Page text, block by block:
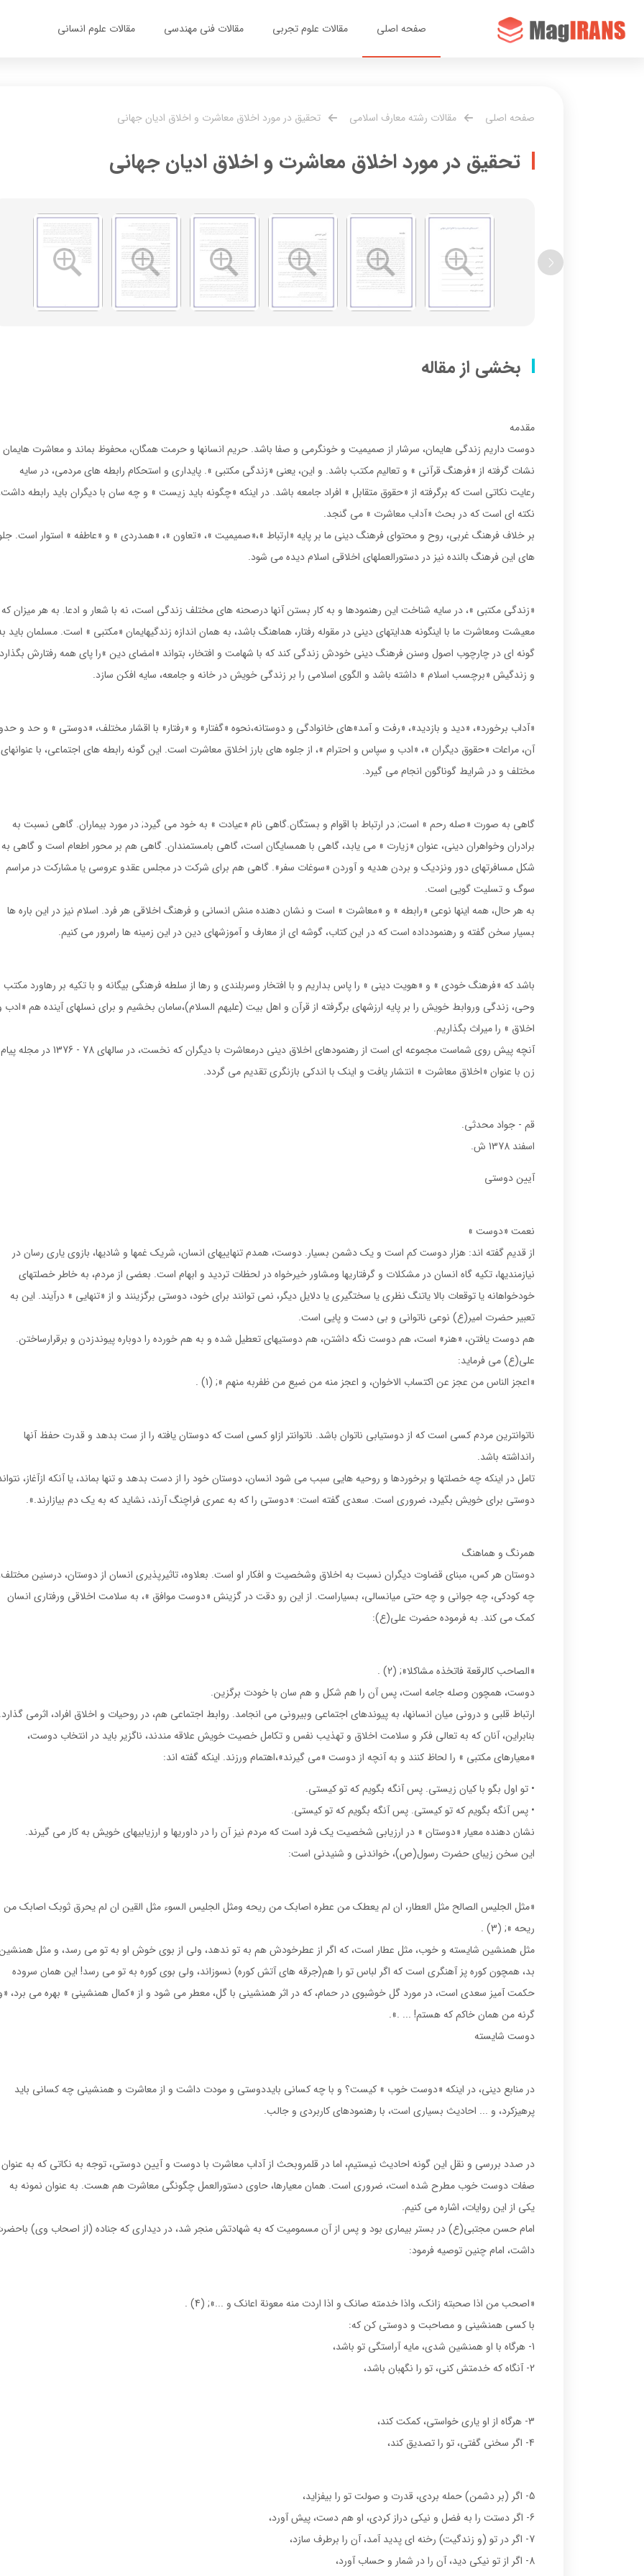
صفحه اصلی مقالات علوم تجربی مقالات فنی مهندسی مقالات علوم انسانی
صفحه اصلی مقالات رشته معارف اسلامی تحقیق در مورد اخلاق معاشرت و اخلاق ادیان جهانی
تحقیق در مورد اخلاق معاشرت و اخلاق ادیان جهانی
بخشی از مقاله
مقدمه
دوست داريم زندگى هايمان، سرشار از صميميت و خونگرمى و صفا باشد. حريم انسانها و حرمت همگان، محفوظ بماند و معاشرت هايمان
نشات گرفته از «فرهنگ قرآنى » و تعاليم مكتب باشد. و اين، يعنى «زندگى مكتبى ». پايدارى و استحكام رابطه هاى مردمى، در سايه
رعايت نكاتى است كه برگرفته از «حقوق متقابل » افراد جامعه باشد. در اينكه «چگونه بايد زيست » و چه سان با ديگران بايد رابطه
نكته اى است كه در بحث «آداب معاشرت » مى گنجد.
بر خلاف فرهنگ غربى، روح و محتواى فرهنگ دينى ما بر پايه «ارتباط »،«صميميت »، «تعاون »، «همدردى » و «عاطفه » استوار است.
هاى اين فرهنگ بالنده نيز در دستورالعملهاى اخلاقى اسلام ديده مى شود.
«زندگى مكتبى »، در سايه شناخت اين رهنمودها و به كار بستن آنها درصحنه هاى مختلف زندگى است، نه با شعار و ادعا. به هر ميزان كه
معيشت ومعاشرت ما با اينگونه هدايتهاى دينى در مقوله رفتار، هماهنگ باشد، به همان اندازه زندگيهايمان «مكتبى » است. مسلمان بايد
گونه اى در چارچوب اصول وسنن فرهنگ دينى خودش زندگى كند كه با شهامت و افتخار، بتواند «امضاى دين »را پاى همه رفتارش
و زندگيش «برچسب اسلام » داشته باشد و الگوى اسلامى را بر زندگى خويش در خانه و جامعه، سايه افكن سازد.
«آداب برخورد»، «ديد و بازديد»، «رفت و آمد»هاى خانوادگى و دوستانه،نحوه «گفتار» و «رفتار» با اقشار مختلف، «دوستى » و حد و
آن، مراعات «حقوق ديگران »، «ادب و سپاس و احترام »، از جلوه هاى بارز اخلاق معاشرت است. اين گونه رابطه هاى اجتماعى، با عنوانهاى
مختلف و در شرايط گوناگون انجام مى گيرد.
گاهى به صورت «صله رحم » است; در ارتباط با اقوام و بستگان.گاهى نام «عيادت » به خود مى گيرد; در مورد بيماران. گاهى نسبت به
برادران وخواهران دينى، عنوان «زيارت » مى يابد، گاهى با همسايگان است، گاهى بامستمندان. گاهى هم بر محور اطعام است و گاهى به
شكل مسافرتهاى دور ونزديك و بردن هديه و آوردن «سوغات سفر». گاهى هم براى شركت در مجلس عقدو عروسى يا مشاركت در مراسم
سوگ و تسليت گويى است.
به هر حال، همه اينها نوعى «رابطه » و «معاشرت » است و نشان دهنده منش انسانى و فرهنگ اخلاقى هر فرد. اسلام نيز در اين باره ها
بسيار سخن گفته و رهنمودداده است كه در اين كتاب، گوشه اى از معارف و آموزشهاى دين در اين زمينه ها رامرور مى كنيم.
باشد كه «فرهنگ خودى » و «هويت دينى » را پاس بداريم و با افتخار وسربلندى و رها از سلطه فرهنگى بيگانه و با تكيه بر رهاورد
وحى، زندگى وروابط خويش را بر پايه ارزشهاى برگرفته از قرآن و اهل بيت (عليهم السلام)،سامان بخشيم و براى نسلهاى آينده هم «ادب
اخلاق » را ميراث بگذاريم.
آنچه پيش روى شماست مجموعه اى است از رهنمودهاى اخلاق دينى درمعاشرت با ديگران كه نخست، در سالهاى 78 - 1376 در مجله پيام
زن با عنوان «اخلاق معاشرت » انتشار يافت و اينك با اندكى بازنگرى تقديم مى گردد.
قم - جواد محدثى.
اسفند 1378 ش.
آيين دوستى
نعمت «دوست »
از قديم گفته اند: هزار دوست كم است و يك دشمن بسيار. دوست، همدم تنهاييهاى انسان، شريك غمها و شاديها، بازوى يارى رسان در
نيازمنديها، تكيه گاه انسان در مشكلات و گرفتاريها ومشاور خيرخواه در لحظات ترديد و ابهام است. بعضى از مردم، به خاطر خصلتهاى
خودخواهانه يا توقعات بالا ياتنگ نظرى يا سختگيرى يا دلايل ديگر، نمى توانند براى خود، دوستى برگزينند و از «تنهايى » درآيند. اين به
تعبير حضرت امير(ع) نوعى ناتوانى و بى دست و پايى است.
هم دوست يافتن، «هنر» است، هم دوست نگه داشتن، هم دوستيهاى تعطيل شده و به هم خورده را دوباره پيوندزدن و برقرارساختن.
على(ع) مى فرمايد:
«اعجز الناس من عجز عن اكتساب الاخوان، و اعجز منه من ضيع من ظفربه منهم »; (1) .
ناتوانترين مردم كسى است كه از دوستيابى ناتوان باشد. ناتوانتر ازاو كسى است كه دوستان يافته را از ست بدهد و قدرت حفظ آنها
رانداشته باشد.
تامل در اينكه چه خصلتها و برخوردها و روحيه هايى سبب مى شود انسان، دوستان خود را از دست بدهد و تنها بماند، يا آنكه ازآغاز،
دوستى براى خويش بگيرد، ضرورى است. سعدى گفته است: «دوستى را كه به عمرى فراچنگ آرند، نشايد كه به يك دم بيازارند.».
همرنگ و هماهنگ
دوستان هر كس، مبناى قضاوت ديگران نسبت به اخلاق وشخصيت و افكار او است. بعلاوه، تاثيرپذيرى انسان از دوستان، درسنين
چه كودكى، چه جوانى و چه حتى ميانسالى، بسياراست. از اين رو دقت در گزينش «دوست موافق »، به سلامت اخلاقى ورفتارى انسان
كمك مى كند. به فرموده حضرت على(ع):
«الصاحب كالرقعة فاتخذه مشاكلا»; (2) .
دوست، همچون وصله جامه است، پس آن را هم شكل و هم سان با خودت برگزين.
ارتباط قلبى و درونى ميان انسانها، به پيوندهاى اجتماعى وبيرونى مى انجامد. روابط اجتماعى هم، در روحيات و اخلاق افراد، اثرمى
بنابراين، آنان كه به تعالى فكر و سلامت اخلاق و تهذيب نفس و تكامل خصيت خويش علاقه مندند، ناگزير بايد در انتخاب دوست،
«معيارهاى مكتبى » را لحاظ كنند و به آنچه از دوست «مى گيرند»،اهتمام ورزند. اينكه گفته اند:
• تو اول بگو با كيان زيستى. پس آنگه بگويم كه تو كيستى.
• پس آنگه بگويم كه تو كيستى. پس آنگه بگويم كه تو كيستى.
نشان دهنده معيار «دوستان » در ارزيابى شخصيت يك فرد است كه مردم نيز آن را در داوريها و ارزيابيهاى خويش به كار مى گيرند.
اين سخن زيباى حضرت رسول(ص)، خواندنى و شنيدنى است:
«مثل الجليس الصالح مثل العطار، ان لم يعطك من عطره اصابك من ريحه ومثل الجليس السوء مثل القين ان لم يحرق ثوبك اصابك من
ريحه »; (3) .
مثل همنشين شايسته و خوب، مثل عطار است، كه اگر از عطرخودش هم به تو ندهد، ولى از بوى خوش او به تو مى رسد، و مثل
بد، همچون كوره پز آهنگرى است كه اگر لباس تو را هم(جرقه هاى آتش كوره) نسوزاند، ولى بوى كوره به تو مى رسد! اين همان سروده
حكمت آميز سعدى است، در مورد گل خوشبوى در حمام، كه در اثر همنشينى با گل، معطر مى شود و از «كمال همنشينى » بهره مى برد،
گرنه من همان خاكم كه هستم! ... .».
دوست شايسته
در منابع دينى، در اينكه «دوست خوب » كيست؟ و با چه كسانى بايددوستى و مودت داشت و از معاشرت و همنشينى چه كسانى بايد
پرهيزكرد، و ... احاديث بسيارى است، با رهنمودهاى كاربردى و جالب.
در صدد بررسى و نقل اين گونه احاديث نيستيم، اما در قلمروبحث از آداب معاشرت با دوست و آيين دوستى، توجه به نكاتى كه به عنوان
صفات دوست خوب مطرح شده است، ضرورى است. همان معيارها، حاوى دستورالعمل چگونگى معاشرت هم هست. به عنوان نمونه به
يكى از اين روايات، اشاره مى كنيم.
امام حسن مجتبى(ع) در بستر بيمارى بود و پس از آن مسموميت كه به شهادتش منجر شد، در ديدارى كه جناده (از اصحاب وى)
داشت، امام چنين توصيه فرمود:
«اصحب من اذا صحبته زانك، واذا خدمته صانك و اذا اردت منه معونة اعانك و ...»; (4) .
با كسى همنشينى و مصاحبت و دوستى كن كه:
1- هرگاه با او همنشين شدى، مايه آراستگى تو باشد،
2- آنگاه كه خدمتش كنى، تو را نگهبان باشد،
3- هرگاه از او يارى خواستى، كمكت كند،
4- اگر سخنى گفتى، تو را تصديق كند،
5- اگر (بر دشمن) حمله بردى، قدرت و صولت تو را بيفزايد،
6- اگر دستت را به فضل و نيكى دراز كردى، او هم دست، پيش آورد،
7- اگر در تو (و زندگيت) رخنه اى پديد آمد، آن را برطرف سازد،
8- اگر از تو نيكى ديد، آن را در شمار و حساب آورد،